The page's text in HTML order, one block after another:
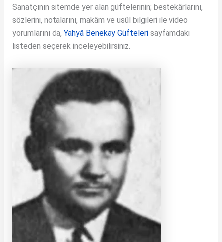
Sanatçının sitemde yer alan güftelerinin; bestekârlarını,
sözlerini, notalarını, makâm ve usûl bilgileri ile video
yorumlarını da, Yahyâ Benekay Güftelerisayfamdaki
listeden seçerek inceleyebilirsiniz.